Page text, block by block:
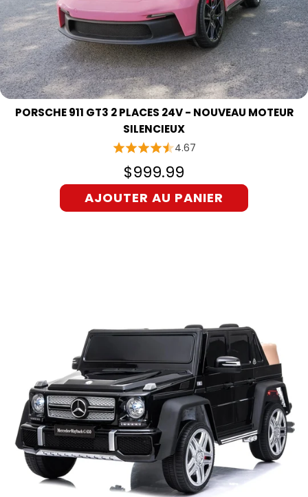
PORSCHE 911 GT3 2 PLACES 24V - NOUVEAU MOTEUR
SILENCIEUX
4.67
$999.99
AJOUTER AU PANIER